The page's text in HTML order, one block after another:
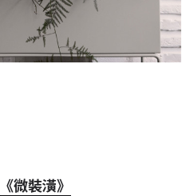
《微裝潢》